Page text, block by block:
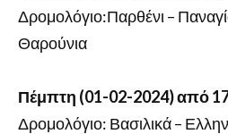
Δρομολόγιο:Παρθένι –
Θαρούνια
Πέμπτη (01-02-2024) από
Δρομολόγιο: Βασιλικά –